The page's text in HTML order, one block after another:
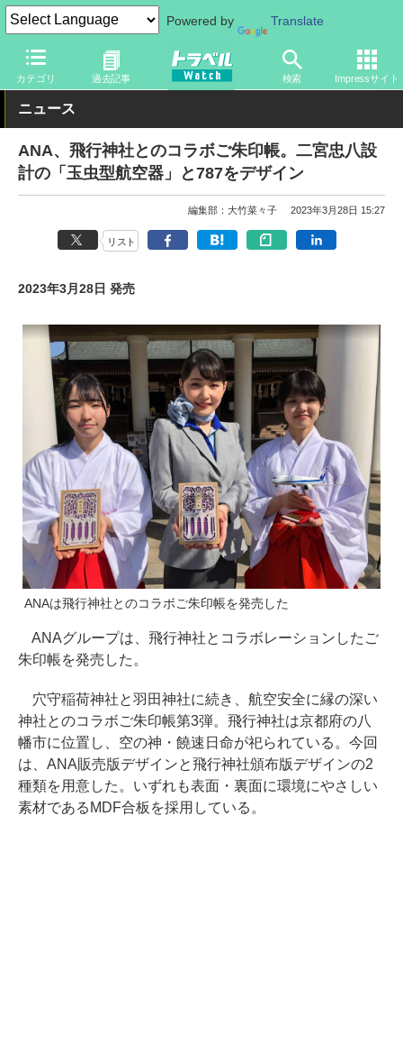
Powered by Translate
カテゴリ 過去記事 検索 Impressサイト
トラベル Watch 企業・政府・官庁 国内エアライン ANA
ニュース
ANA、飛行神社とのコラボご朱印帳。二宮忠八設
計の「玉虫型航空器」と787をデザイン
編集部：大竹菜々子 2023年3月28日 15:27
リスト
2023年3月28日 発売
ANAは飛行神社とのコラボご朱印帳を発売した
ANAグループは、飛行神社とコラボレーションしたご
朱印帳を発売した。
穴守稲荷神社と羽田神社に続き、航空安全に縁の深い
神社とのコラボご朱印帳第3弾。飛行神社は京都府の八
幡市に位置し、空の神・饒速日命が祀られている。今回
は、ANA販売版デザインと飛行神社頒布版デザインの2
種類を用意した。いずれも表面・裏面に環境にやさしい
素材であるMDF合板を採用している。